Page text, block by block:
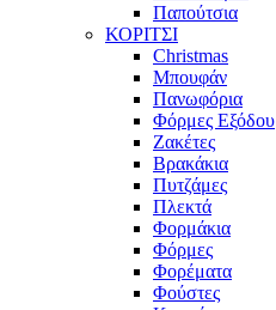
Παπούτσια
ΚΟΡΙΤΣΙ
Christmas
Μπουφάν
Πανωφόρια
Φόρμες Εξόδου
Ζακέτες
Βρακάκια
Πυτζάμες
Πλεκτά
Φορμάκια
Φόρμες
Φορέματα
Φούστες